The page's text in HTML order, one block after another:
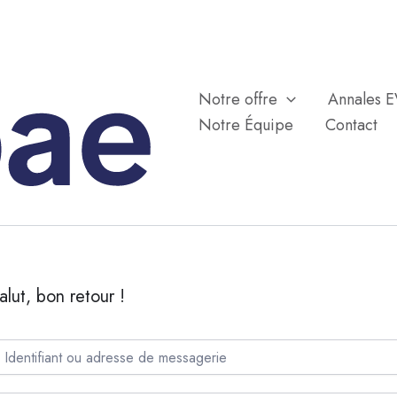
Notre offre
Annales
Notre Équipe
Contact
bon retour !